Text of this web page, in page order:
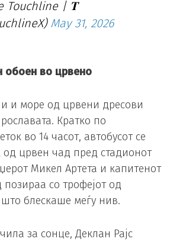
Touchline | 𝐓
May 31, 2026
обоен во црвено
и море од црвени дресови
Кратко по
во 14 часот, автобусот се
од црвен чад пред стадионот
Микел Артета и капитенот
со трофејот од
блескаше меѓу нив.
за сонце, Деклан Рајс